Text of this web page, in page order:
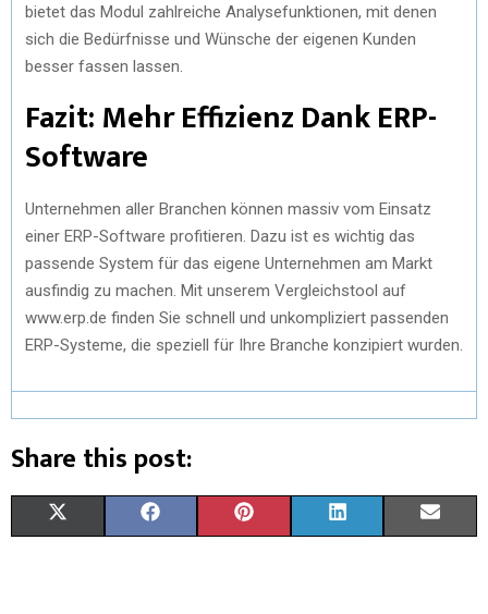
bietet das Modul zahlreiche Analysefunktionen, mit denen
sich die Bedürfnisse und Wünsche der eigenen Kunden
besser fassen lassen.
Fazit: Mehr Effizienz Dank ERP-
Software
Unternehmen aller Branchen können massiv vom Einsatz
einer ERP-Software profitieren. Dazu ist es wichtig das
passende System für das eigene Unternehmen am Markt
ausfindig zu machen. Mit unserem Vergleichstool auf
www.erp.de finden Sie schnell und unkompliziert passenden
ERP-Systeme, die speziell für Ihre Branche konzipiert wurden.
Share this post: